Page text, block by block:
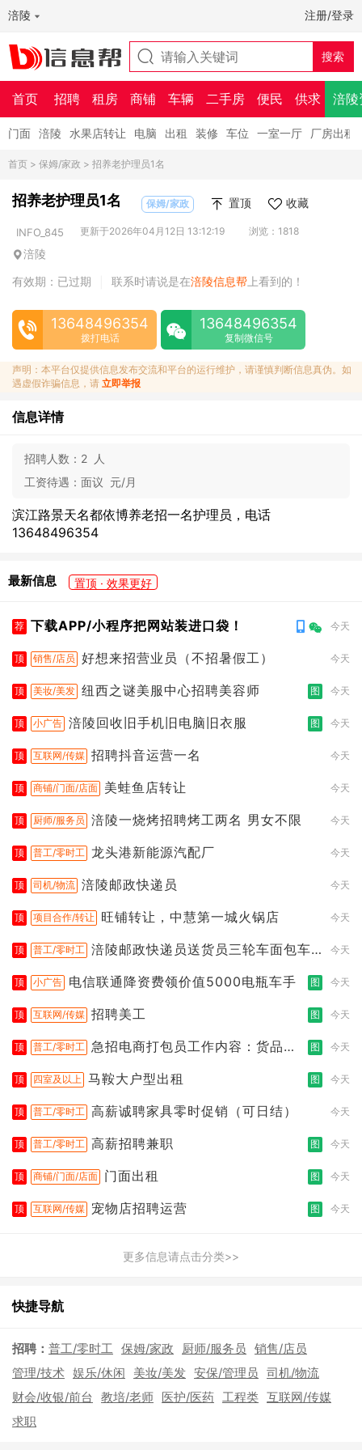
涪陵 注册/登录
首页 招聘 租房 商铺 车辆 二手房 便民 供求 涪陵
门面 涪陵 水果店转让 电脑 出租 装修 车位 一室一厅 厂房出租
首页 > 保姆/家政 > 招养老护理员1名
招养老护理员1名 保姆/家政 置顶 收藏
INFO_845 更新于2026年04月12日 13:12:19 浏览：1818
涪陵
有效期：已过期
联系时请说是在涪陵信息帮 上看到的！
13648496354
拨打电话
13648496354
复制微信号
声明：本平台仅提供信息发布交流和平台的运行维护，请谨慎判断信息真伪。如
遇虚假诈骗信息，请 立即举报
信息详情
招聘人数： 2 人
工资待遇： 面议 元/月
滨江路景天名都依博养老招一名护理员，电话
13648496354
最新信息 置顶 · 效果更好
荐 下载APP/小程序把网站装进口袋！ 今天
顶 销售/店员 好想来招营业员（不招暑假工） 今天
顶 美妆/美发 纽西之谜美服中心招聘美容师 图 今天
顶 小广告 涪陵回收旧手机旧电脑旧衣服 图 今天
顶 互联网/传媒 招聘抖音运营一名 今天
顶 商铺/门面/店面 美蛙鱼店转让 今天
顶 厨师/服务员 涪陵一烧烤招聘烤工两名 男女不限 今天
顶 普工/零时工 龙头港新能源汽配厂 今天
顶 司机/物流 涪陵邮政快递员 今天
顶 项目合作/转让 旺铺转让，中慧第一城火锅店 今天
顶 普工/零时工 涪陵邮政快递员送货员三轮车面包车
今天
顶 小广告 电信联通降资费领价值5000电瓶车手 图 今天
顶 互联网/传媒 招聘美工 图 今天
顶 普工/零时工 急招电商打包员工作内容：货品分
图 今天
顶 四室及以上 马鞍大户型出租 图 今天
顶 普工/零时工 高薪诚聘家具零时促销（可日结） 今天
顶 普工/零时工 高薪招聘兼职 图 今天
顶 商铺/门面/店面 门面出租 图 今天
顶 互联网/传媒 宠物店招聘运营 图 今天
更多信息请点击分类>>
快捷导航
招聘： 普工/零时工 保姆/家政 厨师/服务员 销售/店员
管理/技术 娱乐/休闲 美妆/美发 安保/管理员 司机/物流
财会/收银/前台 教培/老师 医护/医药 工程类 互联网/传媒
求职